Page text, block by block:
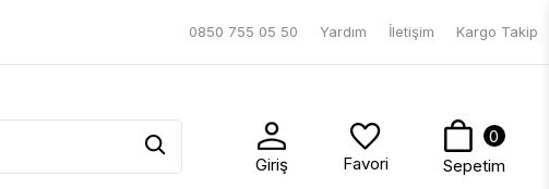
0850 755 05 50 Yardım İletişim Kargo Takip
Giriş Favori
0
Sepetim